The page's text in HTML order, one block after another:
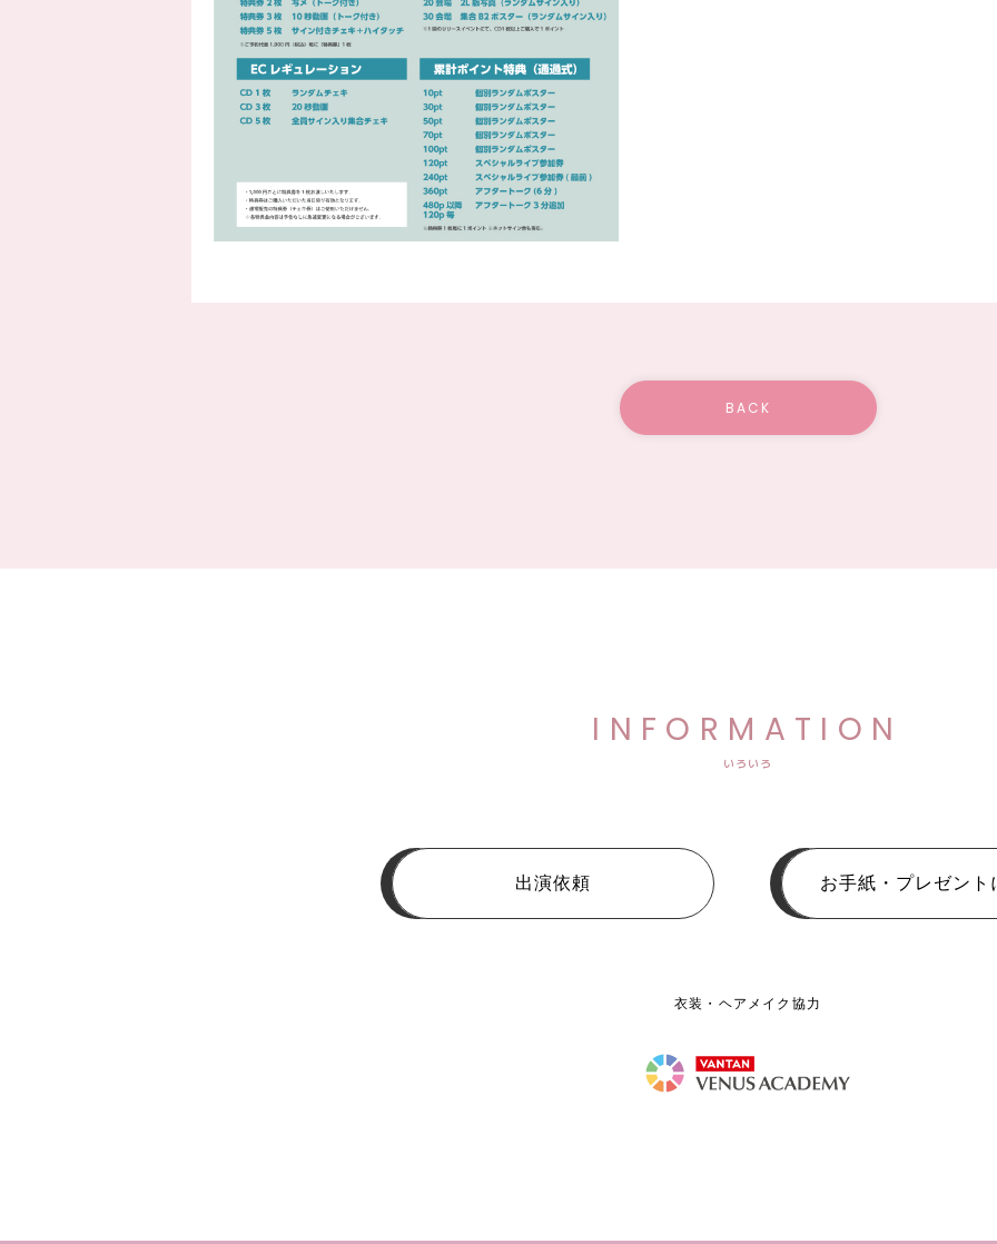
BACK
INFORMATION
いろいろ
出演依頼 お手紙・プレゼント
衣装・ヘアメイク協力